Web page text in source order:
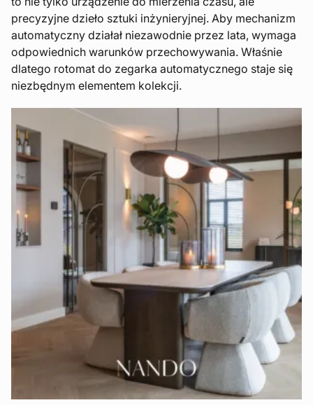
precyzyjne dzieło sztuki inżynieryjnej. Aby mechanizm
automatyczny działał niezawodnie przez lata, wymaga
odpowiednich warunków przechowywania. Właśnie
dlatego rotomat do zegarka automatycznego staje się
niezbędnym elementem kolekcji.